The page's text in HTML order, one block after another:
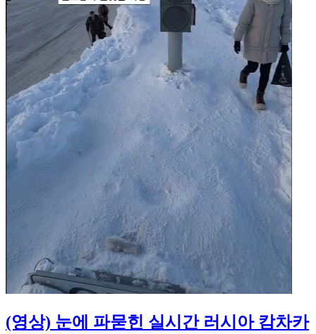
(영상) 눈에 파묻힌 실시간 러시아 캄차카